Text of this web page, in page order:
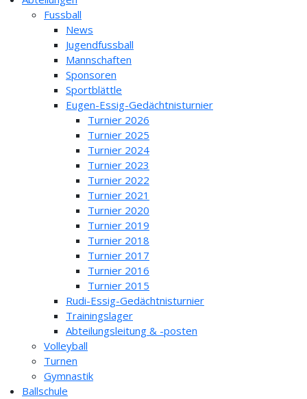
Fussball
News
Jugendfussball
Mannschaften
Sponsoren
Sportblättle
Eugen-Essig-Gedächtnisturnier
Turnier 2026
Turnier 2025
Turnier 2024
Turnier 2023
Turnier 2022
Turnier 2021
Turnier 2020
Turnier 2019
Turnier 2018
Turnier 2017
Turnier 2016
Turnier 2015
Rudi-Essig-Gedächtnisturnier
Trainingslager
Abteilungsleitung & -posten
Volleyball
Turnen
Gymnastik
Ballschule